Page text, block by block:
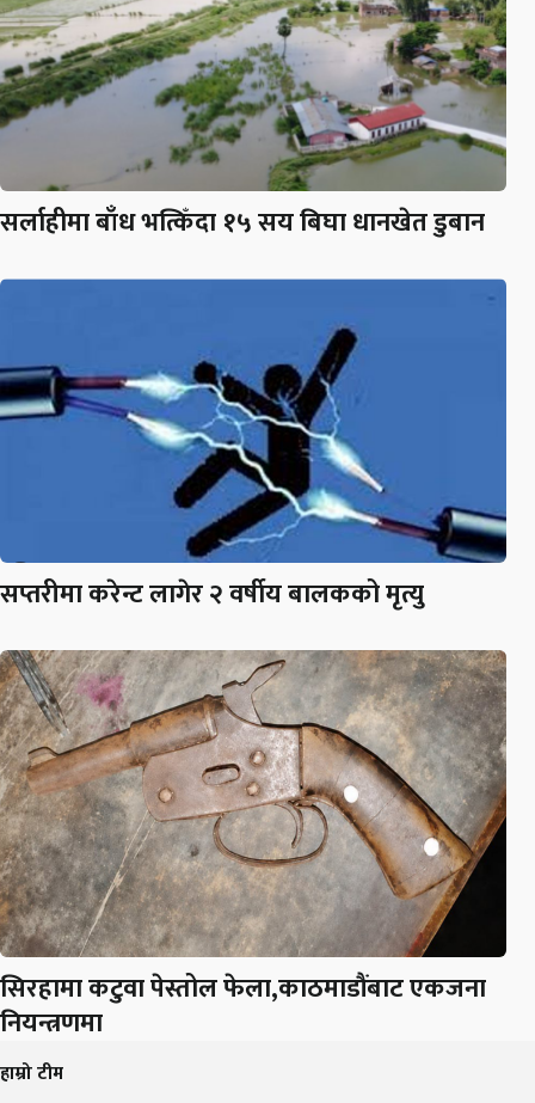
सर्लाहीमा बाँध भत्किँदा १५ सय बिघा धानखेत डुबान
सप्तरीमा करेन्ट लागेर २ वर्षीय बालकको मृत्यु
सिरहामा कटुवा पेस्तोल फेला,काठमाडौंबाट एकजना
नियन्त्रणमा
हाम्रो टीम